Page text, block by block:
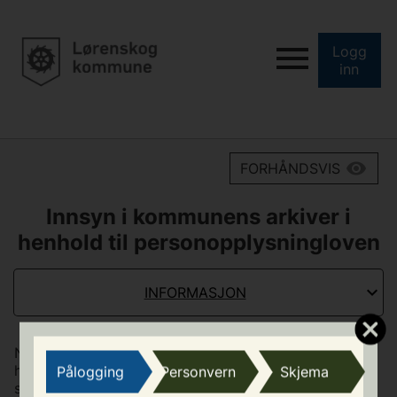
Pålogging Personvern Skjema
Logg
inn
FORHÅNDSVIS
Innsyn i kommunens arkiver i
henhold til personopplysningloven
INFORMASJON
Når kommunen har mottatt ditt krav om innsyn i
henhold til personopplysningloven skal kommunen gi
svar uten ubegrunnet opphold og senest innenfor 30